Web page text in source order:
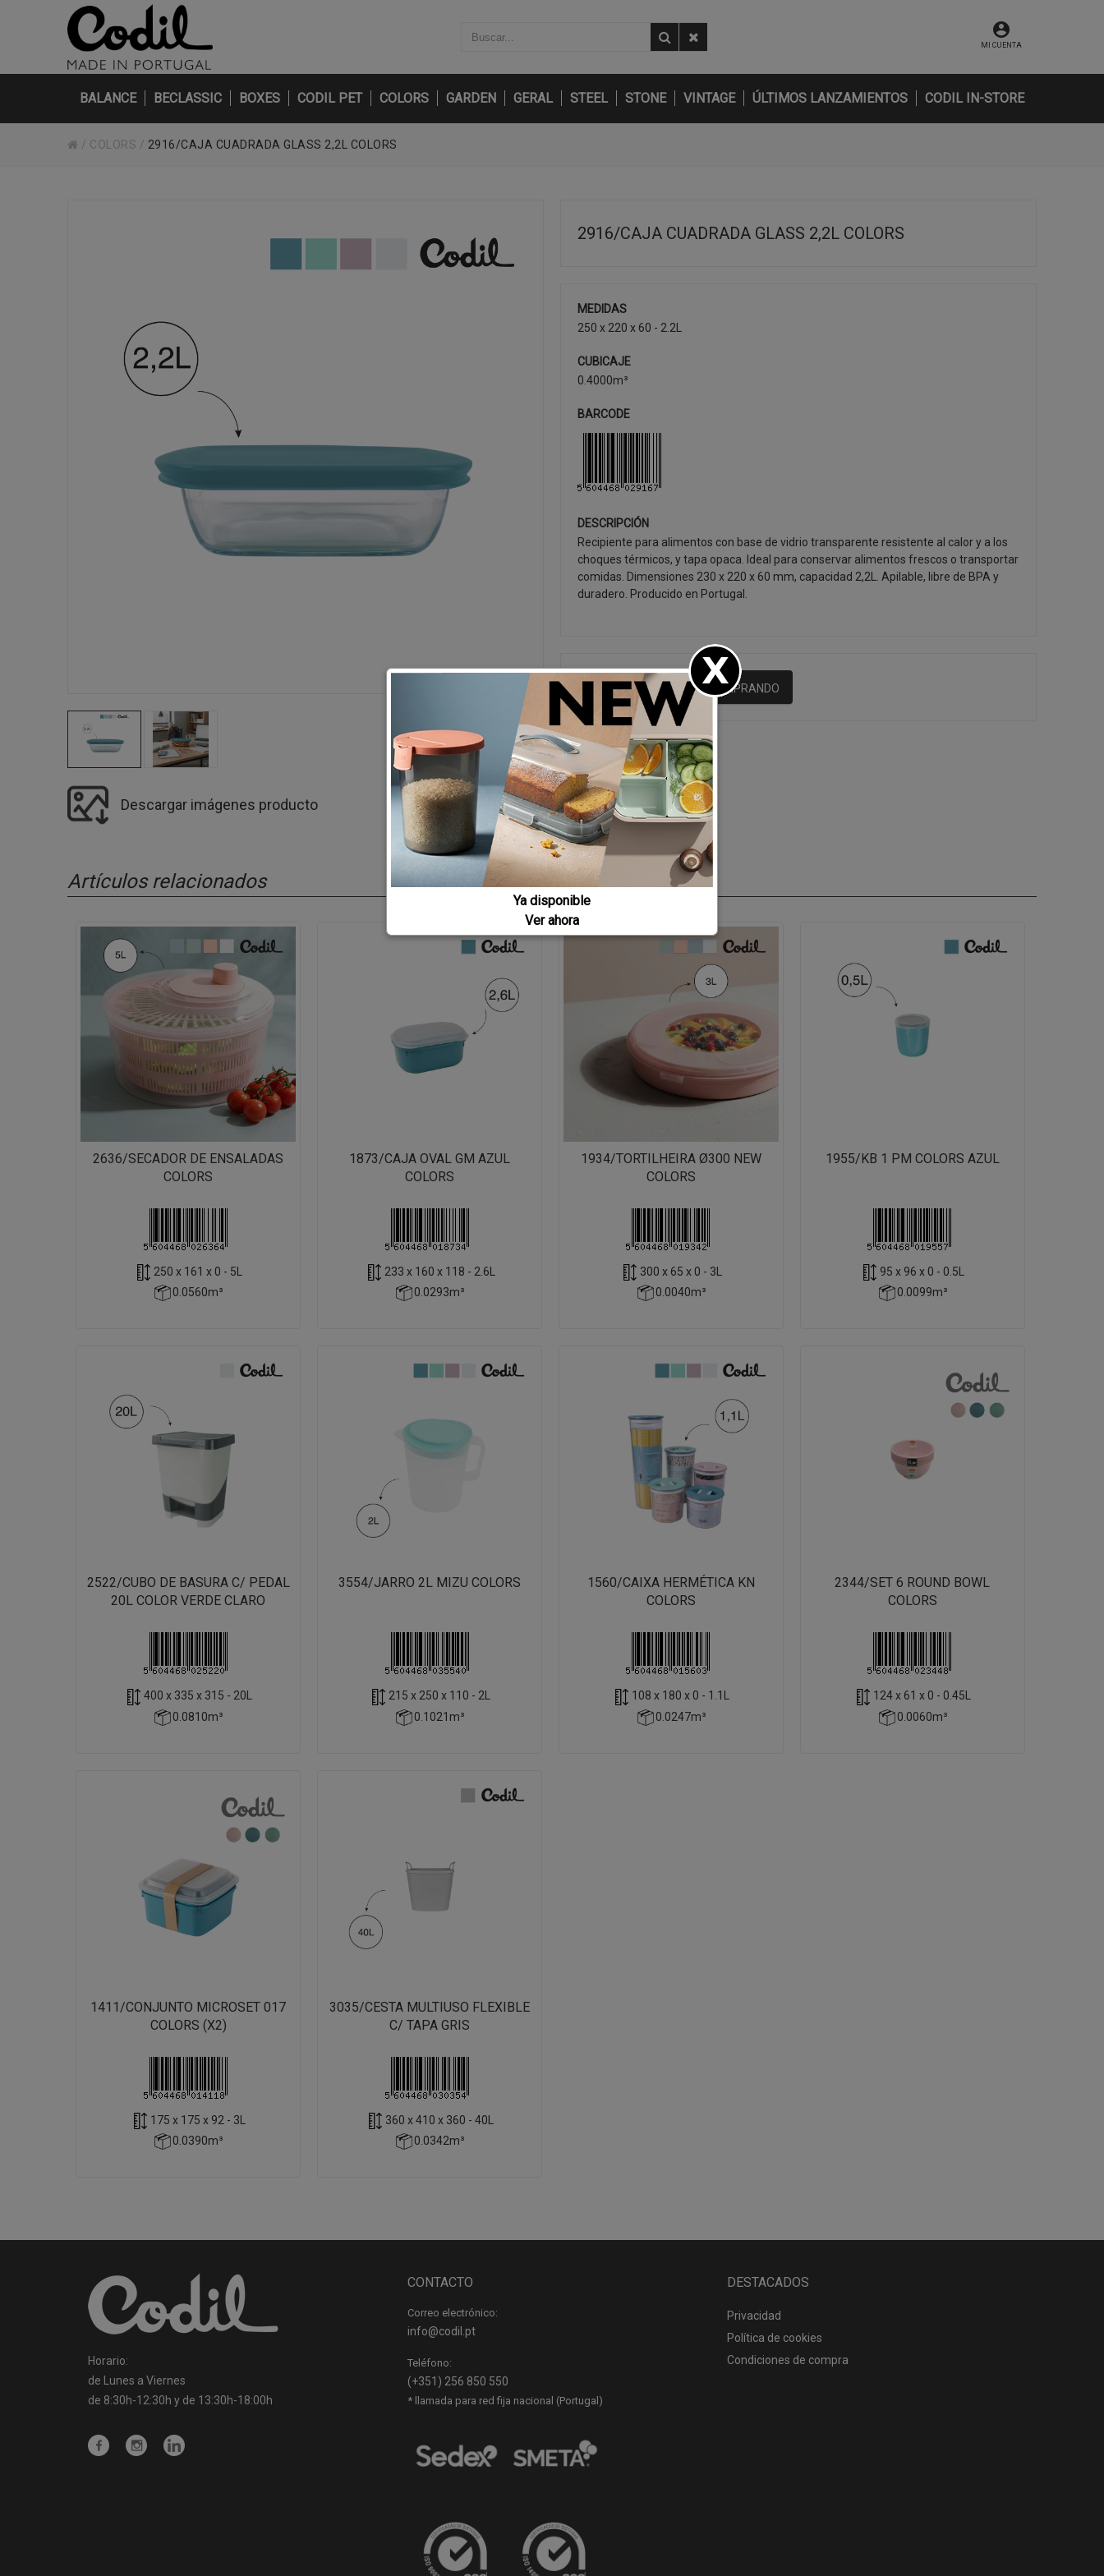
MI CUENTA
BALANCE BECLASSIC BOXES CODIL PET COLORS GARDEN GERAL STEEL STONE VINTAGE ÚLTIMOS LANZAMIENTOS CODIL IN-STORE
/ COLORS / 2916/CAJA CUADRADA GLASS 2,2L COLORS
Descargar imágenes producto
2916/CAJA CUADRADA GLASS 2,2L COLORS
MEDIDAS
250 x 220 x 60 - 2.2L
CUBICAJE
0.4000m³
BARCODE
DESCRIPCIÓN
Recipiente para alimentos con base de vidrio transparente resistente al calor y a los
choques térmicos, y tapa opaca. Ideal para conservar alimentos frescos o transportar
comidas. Dimensiones 230 x 220 x 60 mm, capacidad 2,2L. Apilable, libre de BPA y
duradero. Producido en Portugal.
SEGUIR COMPRANDO
Artículos relacionados
2636/SECADOR DE ENSALADAS
COLORS
250 x 161 x 0 - 5L
0.0560m³
1873/CAJA OVAL GM AZUL
COLORS
233 x 160 x 118 - 2.6L
0.0293m³
1934/TORTILHEIRA Ø300 NEW
COLORS
300 x 65 x 0 - 3L
0.0040m³
1955/KB 1 PM COLORS AZUL
95 x 96 x 0 - 0.5L
0.0099m³
2522/CUBO DE BASURA C/ PEDAL
20L COLOR VERDE CLARO
400 x 335 x 315 - 20L
0.0810m³
3554/JARRO 2L MIZU COLORS
215 x 250 x 110 - 2L
0.1021m³
1560/CAIXA HERMÉTICA KN
COLORS
108 x 180 x 0 - 1.1L
0.0247m³
2344/SET 6 ROUND BOWL
COLORS
124 x 61 x 0 - 0.45L
0.0060m³
1411/CONJUNTO MICROSET 017
COLORS (X2)
175 x 175 x 92 - 3L
0.0390m³
3035/CESTA MULTIUSO FLEXIBLE
C/ TAPA GRIS
360 x 410 x 360 - 40L
0.0342m³
Horario:
de Lunes a Viernes
de 8:30h-12:30h y de 13:30h-18:00h
CONTACTO
Correo electrónico:
info@codil.pt
Teléfono:
(+351) 256 850 550
* llamada para red fija nacional (Portugal)
DESTACADOS
Privacidad
Política de cookies
Condiciones de compra
Ya disponible
Ver ahora